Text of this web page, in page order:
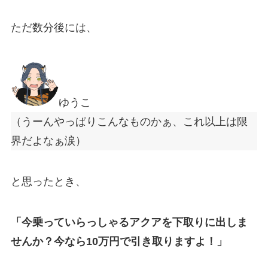
ただ数分後には、
ゆうこ
（うーんやっぱりこんなものかぁ、これ以上は限
界だよなぁ涙）
と思ったとき、
「今乗っていらっしゃるアクアを下取りに出しま
せんか？今なら10万円で引き取りますよ！」